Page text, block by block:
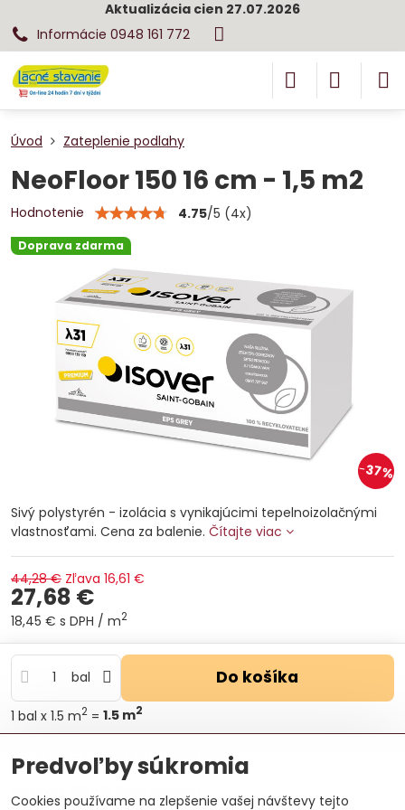
Aktualizácia cien 27.07.2026
Informácie 0948 161 772
Doprava zdarma
37%
Úvod Zateplenie podlahy
NeoFloor 150 16 cm - 1,5 m2
Hodnotenie 4.75/5 (4x)
Sivý polystyrén - izolácia s vynikajúcimi tepelnoizolačnými
vlastnosťami. Cena za balenie. Čítajte viac
44,28 € Zľava 16,61 €
27,68 €
18,45 € s DPH / m2
bal Do košíka
1 bal x 1.5 m2 = 1.5 m2
Otázka k produktu
Doručenia
Výrobca:
ISOVER Saint-Gobain
Predvoľby súkromia
Cookies používame na zlepšenie vašej návštevy tejto